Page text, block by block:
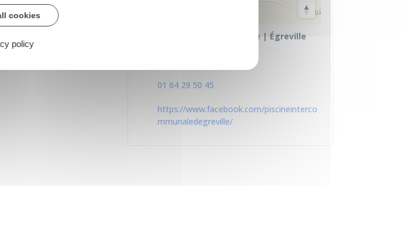
suivants,
Piscine Intercommunale | Égreville
01 64 29 50 45
https://www.facebook.com/piscineinterco
mmunaledegreville/
cookies
policy